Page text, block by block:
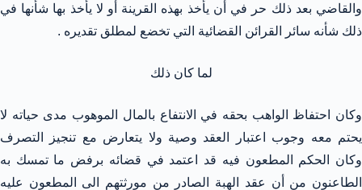
والقاضي بعد ذلك حر في أن يأخذ بهذه القرينة أو لا يأخذ بها شأنها في
ذلك شأنه سائر القرائن القضائية التي تخضع لمطلق تقديره .
لما كان ذلك
وكان احتفاظ الواهب بحقه في الانتفاع بالمال الموهوب مدى حياته لا
يحتم معه وجوب اعتبار العقد وصية ولا يتعارض مع تنجيز التصرف
وكان الحكم المطعون فيه قد اعتمد في قضائه برفض ما تمسك به
الطاعنون من أن عقد الهبة الصادر من مورثتهم الى المطعون عليه